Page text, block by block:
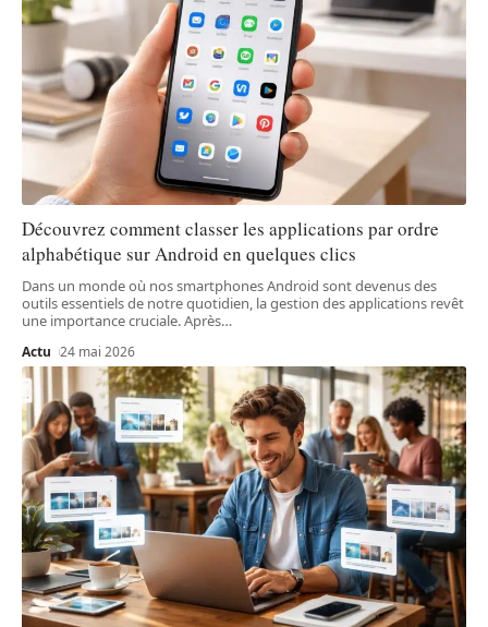
Découvrez comment classer les applications par ordre
alphabétique sur Android en quelques clics
Dans un monde où nos smartphones Android sont devenus des
outils essentiels de notre quotidien, la gestion des applications revêt
une importance cruciale. Après…
Actu 24 mai 2026